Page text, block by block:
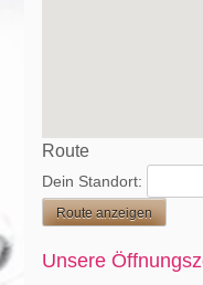
Route
Dein Standort:
Unsere